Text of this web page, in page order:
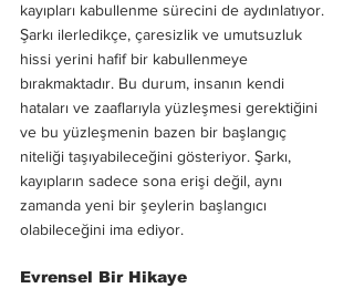
kayıpları kabullenme sürecini de aydınlatıyor.
Şarkı ilerledikçe, çaresizlik ve umutsuzluk
hissi yerini hafif bir kabullenmeye
bırakmaktadır. Bu durum, insanın kendi
hataları ve zaaflarıyla yüzleşmesi gerektiğini
ve bu yüzleşmenin bazen bir başlangıç
niteliği taşıyabileceğini gösteriyor. Şarkı,
kayıpların sadece sona erişi değil, aynı
zamanda yeni bir şeylerin başlangıcı
olabileceğini ima ediyor.
Evrensel Bir Hikaye